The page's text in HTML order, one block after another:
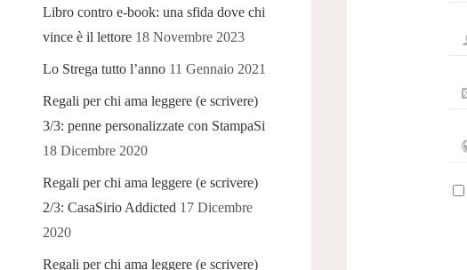
Libro contro e-book: una sfida dove chi
vince è il lettore 18 Novembre 2023
Lo Strega tutto l’anno 11 Gennaio 2021
Regali per chi ama leggere (e scrivere)
3/3: penne personalizzate con StampaSi
18 Dicembre 2020
Regali per chi ama leggere (e scrivere)
2/3: CasaSirio Addicted 17 Dicembre
2020
Regali per chi ama leggere (e scrivere)